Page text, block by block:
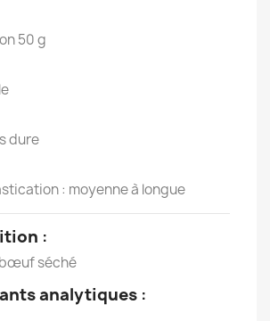
50 g
dure
: moyenne à longue
:
bœuf séché
analytiques :